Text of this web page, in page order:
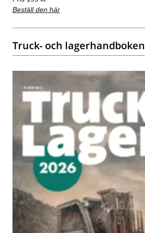
Beställ den här
Truck- och lagerhandboken